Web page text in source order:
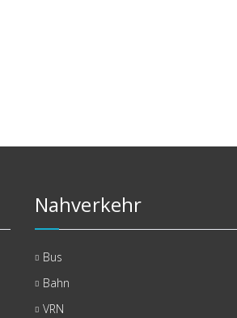
Nahverkehr
Bus
Bahn
VRN